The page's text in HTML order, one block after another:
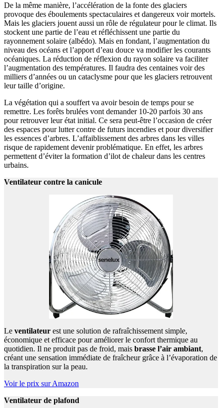
De la même manière, l’accélération de la fonte des glaciers
provoque des éboulements spectaculaires et dangereux voir mortels.
Mais les glaciers jouent aussi un rôle de régulateur pour le climat. Ils
stockent une partie de l’eau et réfléchissent une partie du
rayonnement solaire (albédo). Mais en fondant, l’augmentation du
niveau des océans et l’apport d’eau douce va modifier les courants
océaniques. La réduction de réflexion du rayon solaire va faciliter
l’augmentation des températures. Il faudra des centaines voir des
milliers d’années ou un cataclysme pour que les glaciers retrouvent
leur taille d’origine.
La végétation qui a souffert va avoir besoin de temps pour se
remettre. Les forêts brulées vont demander 10-20 parfois 30 ans
pour retrouver leur état initial. Ce sera peut-être l’occasion de créer
des espaces pour lutter contre de futurs incendies et pour diversifier
les essences d’arbres. L’affaiblissement des arbres dans les villes
risque de rapidement devenir problématique. En effet, les arbres
permettent d’éviter la formation d’ilot de chaleur dans les centres
urbains.
Ventilateur contre la canicule
Le ventilateur est une solution de rafraîchissement simple,
économique et efficace pour améliorer le confort thermique au
quotidien. Il ne produit pas de froid, mais brasse l’air ambiant,
créant une sensation immédiate de fraîcheur grâce à l’évaporation de
la transpiration sur la peau.
Voir le prix sur Amazon
Ventilateur de plafond